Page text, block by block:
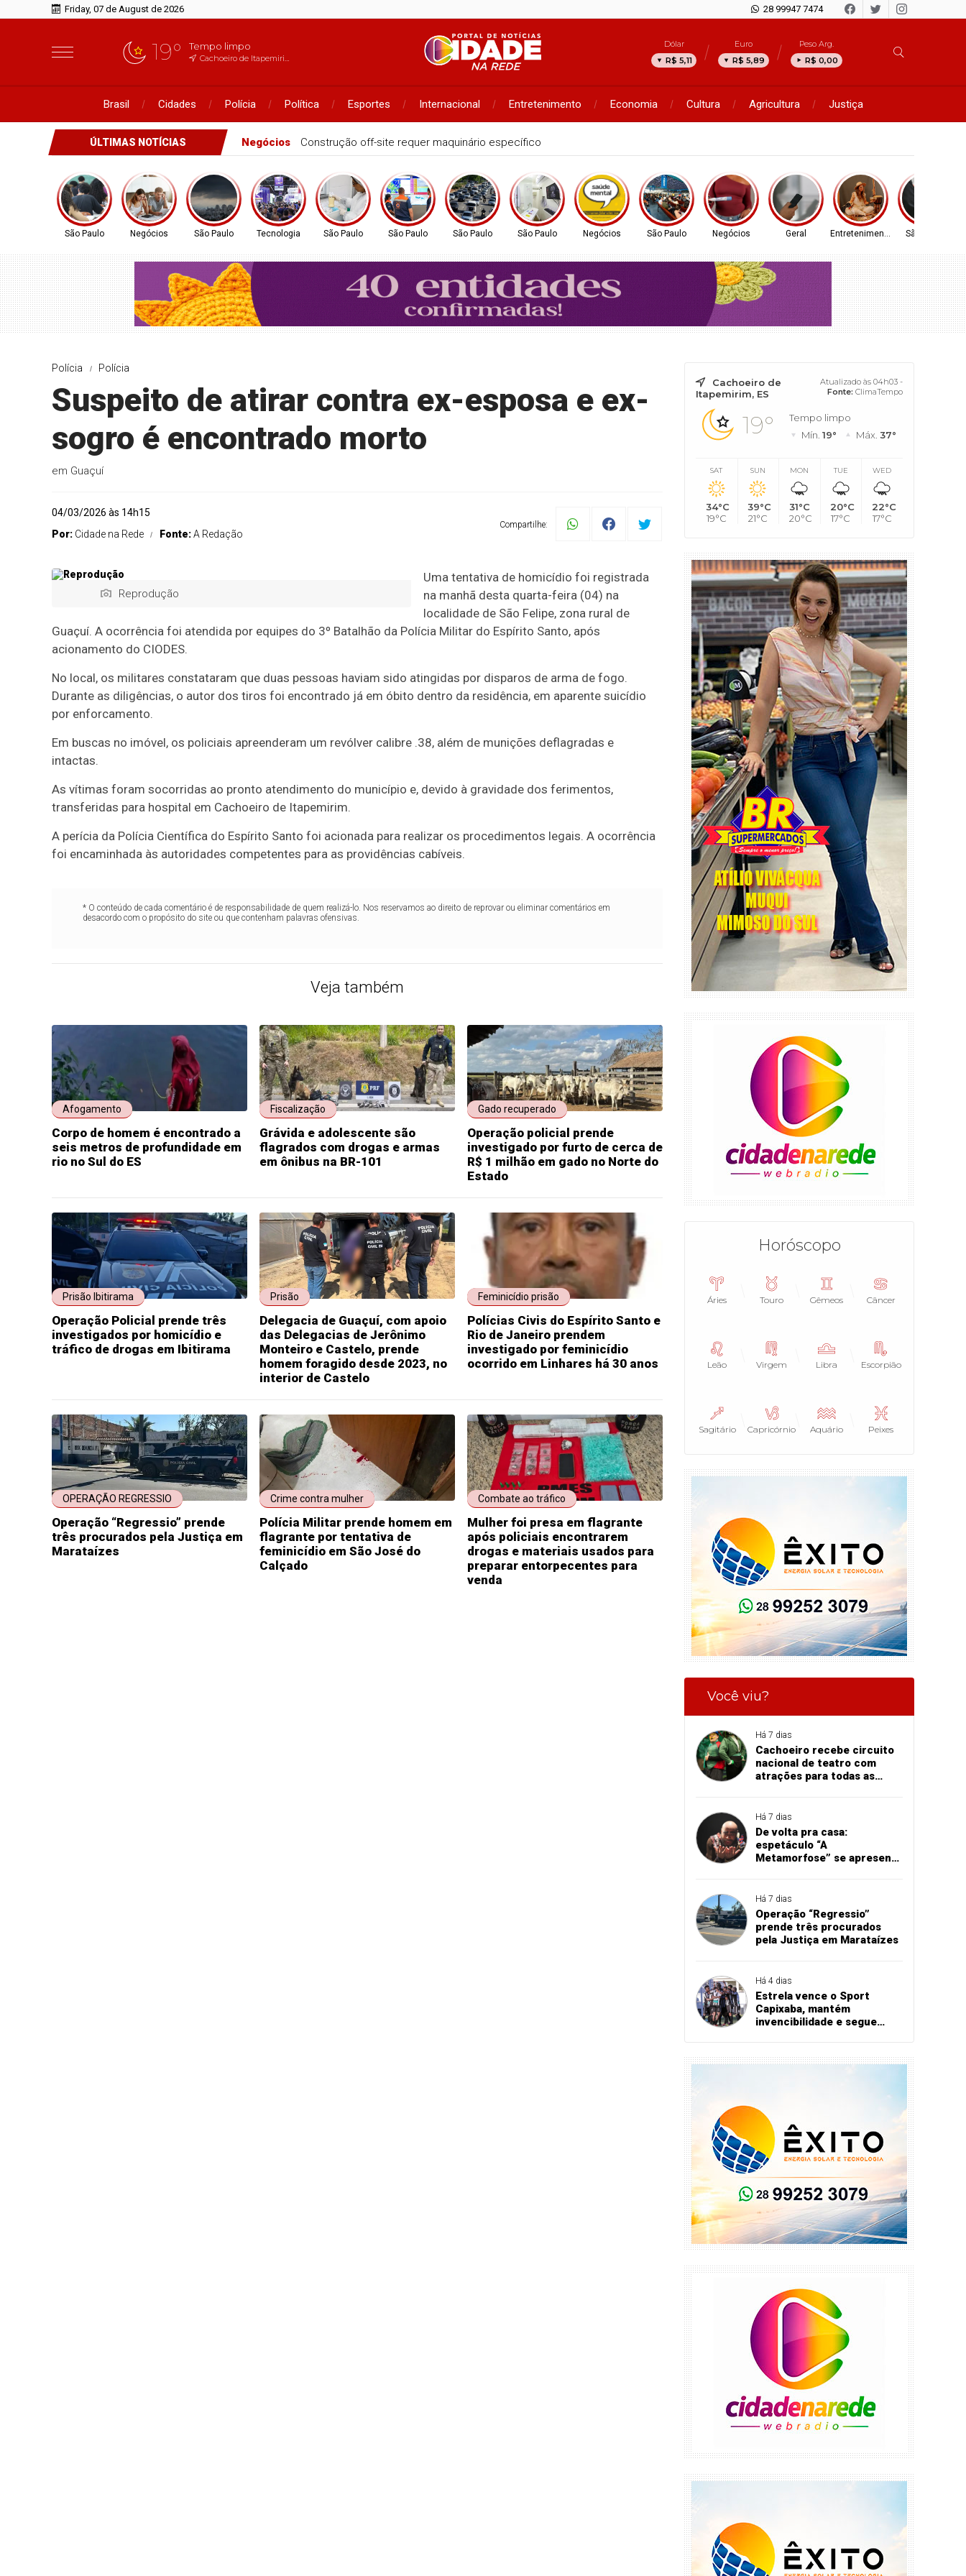
Friday, 07 de August de 2026 28 99947 7474
19° Tempo limpo
Cachoeiro de Itapemirim, ES
Dólar
R$ 5,11
Euro
R$ 5,89
Peso Arg.
R$ 0,00
Brasil Cidades Polícia Política Esportes Internacional Entretenimento Economia Cultura Agricultura Justiça
ÚLTIMAS NOTÍCIAS São Paulo Provão Paulista Seriado: confira o edital da edição de 2026
São Paulo Negócios São Paulo Tecnologia São Paulo São Paulo São Paulo São Paulo Negócios São Paulo Negócios Geral Entretenimento São Paulo
Polícia Polícia
Suspeito de atirar contra ex-esposa e ex-
sogro é encontrado morto
em Guaçuí
04/03/2026 às 14h15
Por: Cidade na Rede Fonte:A Redação
Compartilhe:
Reprodução
Uma tentativa de homicídio foi registrada
na manhã desta quarta-feira (04) na
localidade de São Felipe, zona rural de
Guaçuí. A ocorrência foi atendida por equipes do 3º Batalhão da Polícia Militar do Espírito Santo, após
acionamento do CIODES.
No local, os militares constataram que duas pessoas haviam sido atingidas por disparos de arma de fogo.
Durante as diligências, o autor dos tiros foi encontrado já em óbito dentro da residência, em aparente suicídio
por enforcamento.
Em buscas no imóvel, os policiais apreenderam um revólver calibre .38, além de munições deflagradas e
intactas.
As vítimas foram socorridas ao pronto atendimento do município e, devido à gravidade dos ferimentos,
transferidas para hospital em Cachoeiro de Itapemirim.
A perícia da Polícia Científica do Espírito Santo foi acionada para realizar os procedimentos legais. A ocorrência
foi encaminhada às autoridades competentes para as providências cabíveis.
* O conteúdo de cada comentário é de responsabilidade de quem realizá-lo. Nos reservamos ao direito de reprovar ou eliminar comentários em
desacordo com o propósito do site ou que contenham palavras ofensivas.
Veja também
Afogamento
Corpo de homem é encontrado a
seis metros de profundidade em
rio no Sul do ES
Fiscalização
Grávida e adolescente são
flagrados com drogas e armas
em ônibus na BR-101
Gado recuperado
Operação policial prende
investigado por furto de cerca de
R$ 1 milhão em gado no Norte do
Estado
Prisão Ibitirama
Operação Policial prende três
investigados por homicídio e
tráfico de drogas em Ibitirama
Prisão
Delegacia de Guaçuí, com apoio
das Delegacias de Jerônimo
Monteiro e Castelo, prende
homem foragido desde 2023, no
interior de Castelo
Feminicídio prisão
Polícias Civis do Espírito Santo e
Rio de Janeiro prendem
investigado por feminicídio
ocorrido em Linhares há 30 anos
OPERAÇÃO REGRESSIO
Operação “Regressio” prende
três procurados pela Justiça em
Marataízes
Crime contra mulher
Polícia Militar prende homem em
flagrante por tentativa de
feminicídio em São José do
Calçado
Combate ao tráfico
Mulher foi presa em flagrante
após policiais encontrarem
drogas e materiais usados para
preparar entorpecentes para
venda
Cachoeiro de
Itapemirim, ES
Atualizado às 04h03 -
Fonte: ClimaTempo
19°
Tempo limpo
Mín. 19° Máx. 37°
SAT
34°C
19°C
SUN
39°C
21°C
MON
31°C
20°C
TUE
20°C
17°C
WED
22°C
17°C
Horóscopo
Áries Touro Gêmeos Câncer
Leão Virgem Libra Escorpião
Sagitário Capricórnio Aquário Peixes
Você viu?
Há 7 dias
Cachoeiro recebe circuito
nacional de teatro com
atrações para todas as
Há 7 dias
De volta pra casa:
espetáculo “A
Metamorfose” se apresenta
Há 7 dias
Operação “Regressio”
prende três procurados
pela Justiça em Marataízes
Há 4 dias
Estrela vence o Sport
Capixaba, mantém
invencibilidade e segue